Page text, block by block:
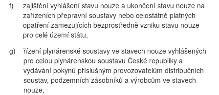
f)
zajištění vyhlášení stavu nouze a ukončení stavu nouze na
zařízeních přepravní soustavy nebo celostátně platných
opatření zamezujících bezprostředně vzniku stavu nouze
pro celé území státu,
g)
řízení plynárenské soustavy ve stavech nouze vyhlášených
pro celou plynárenskou soustavu České republiky a
vydávání pokynů příslušným provozovatelům distribučních
soustav, podzemních zásobníků a výrobcům ve stavech
nouze,